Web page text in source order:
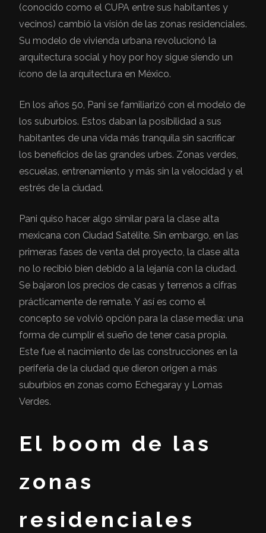
(conocido como el CUPA entre sus habitantes y
vecinos) cambió la visión de las zonas residenciales.
Su modelo de vivienda urbana revolucionó la
arquitectura social y hoy por hoy sigue siendo un
ícono de la arquitectura en México.
En los años 50, Pani se familiarizó con el modelo de
los suburbios. Estos daban la posibilidad a sus
habitantes de una vida más tranquila sin sacrificar
los beneficios de las grandes urbes. Zonas verdes,
escuelas, entrenamiento y más sin la velocidad y el
estrés de la ciudad.
Pani quiso hacer algo similar para la clase alta
mexicana con Ciudad Satélite. Sin embargo, en las
primeras fases de venta del proyecto, la clase alta
no lo recibió bien debido a la lejanía con la ciudad.
Se bajaron los precios de casas y terrenos a cifras
prácticamente de remate. Y así es como el
concepto se volvió opción para la clase media: una
forma de cumplir el sueño de tener casa propia.
Este fue el nacimiento de las construcciones en la
periferia de la ciudad que dieron origen a más
suburbios en zonas como Echegaray y Lomas
Verdes.
El boom de las
zonas
residenciales